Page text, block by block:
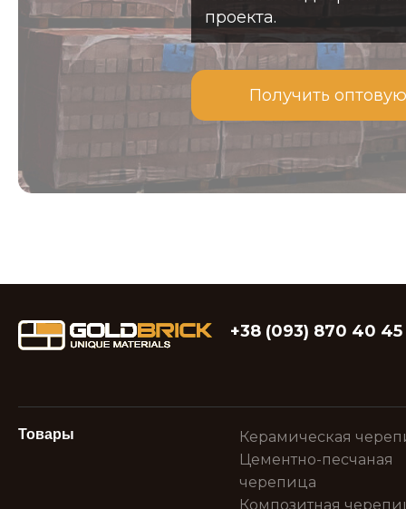
проекта.
Получить
+38 (093) 870 40 45
Товары
Керамическая
Цементно-песчаная
черепица
Композитная